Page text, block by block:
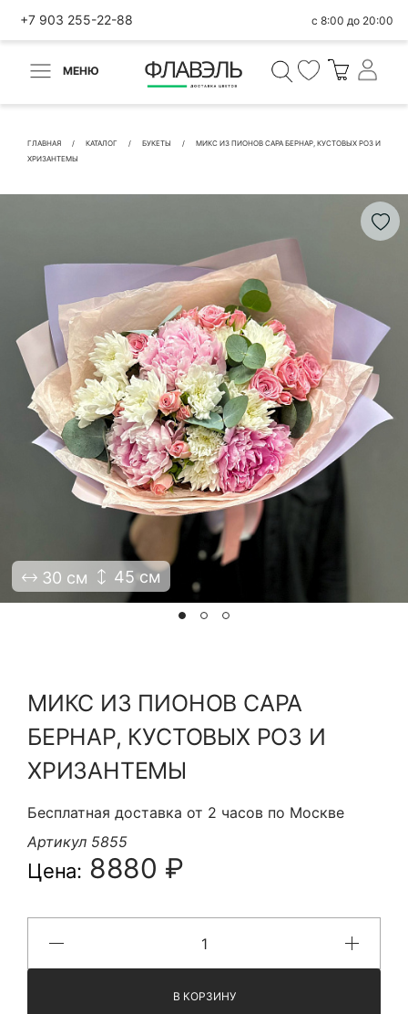
+7 903 255-22-88 с 8:00 до 20:00
МЕНЮ
ГЛАВНАЯ КАТАЛОГ БУКЕТЫ
МИКС ИЗ ПИОНОВ САРА БЕРНАР, КУСТОВЫХ РОЗ И
ХРИЗАНТЕМЫ
30 см 45 см
МИКС ИЗ ПИОНОВ САРА
БЕРНАР, КУСТОВЫХ РОЗ И
ХРИЗАНТЕМЫ
Бесплатная доставка от 2 часов по Москве
Артикул 5855
Цена: 8880 ₽
В КОРЗИНУ
ВЕРНУТЬСЯ
Быстрая покупка
КОНТАКТНЫЕ ДАННЫЕ
БЫСТРАЯ ПОКУПКА
Я принимаю Политику конфиденциальности и
Правила использования сайта ФЛАВЭЛЬ. Мы не
продаем ваши данные и храним их в безопасности